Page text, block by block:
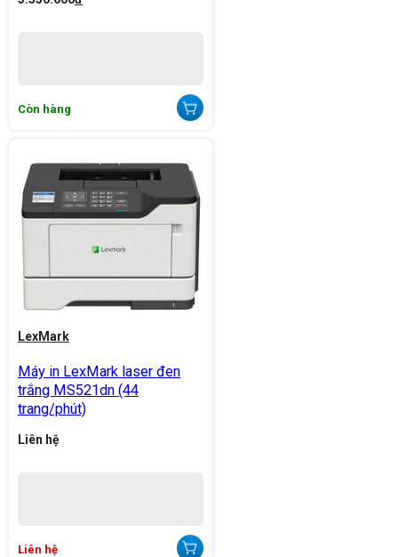
Còn hàng
LexMark
Máy in LexMark laser đen
trắng MS521dn (44
trang/phút)
Liên hệ
Liên hệ